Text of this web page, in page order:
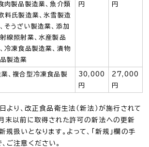
肉製品製造業、魚介類
料氏製造業、氷雪製造
そうざい製造業、添加
線照射業、水産製品
冷凍食品製造業、漬物
製造業
円
円
、複合型冷凍食品製
30,000
円
27,000
円
り、改正食品衛生法（新法）が施行されて
末以前に取得された許可の新法への更新
規扱いとなります。よって、「新規」欄の手
ご注意ください。